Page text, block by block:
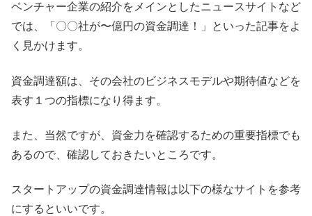
ベンチャー企業の紹介をメインとしたニュースサイトなど
では、「〇〇社が〜億円の資金調達！」といった記事をよ
く見かけます。
資金調達額は、その会社のビジネスモデルや期待値などを
表す１つの指標になり得ます。
また、当然ですが、資金力を確認するための重要指標でも
あるので、確認しておきたいところです。
スタートアップの資金調達情報は以下の様なサイトを参考
にするといいです。